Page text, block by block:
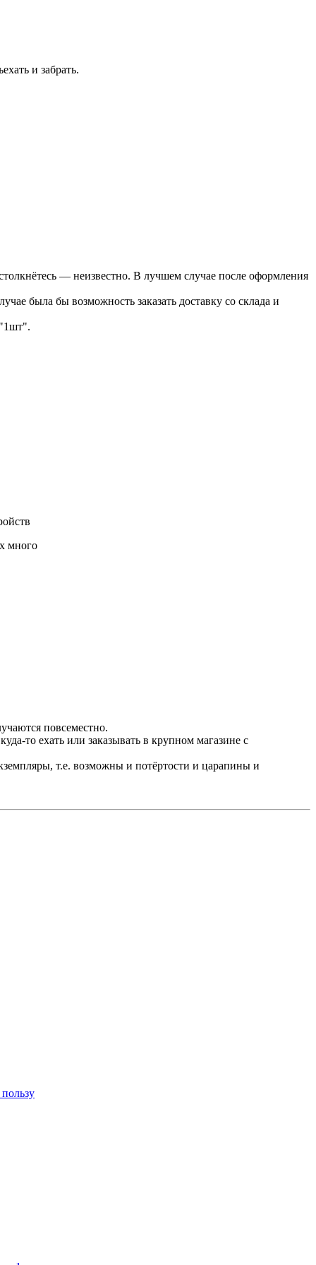
и забрать.
— неизвестно. В лучшем случае после оформления
была бы возможность заказать доставку со склада и
много
повсеместно.
то ехать или заказывать в крупном магазине с
т.е. возможны и потёртости и царапины и